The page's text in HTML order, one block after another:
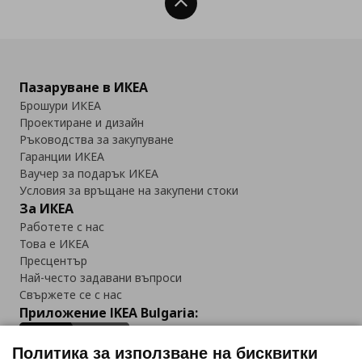
Нагоре
Пазаруване в ИКЕА
Брошури ИКЕА
Проектиране и дизайн
Ръководства за закупуване
Гаранции ИКЕА
Ваучер за подарък ИКЕА
Условия за връщане на закупени стоки
За ИКЕА
Работете с нас
Това е ИКЕА
Пресцентър
Най-често задавани въпроси
Свържете се с нас
Приложение IKEA Bulgaria:
Политика за използване на бисквитки